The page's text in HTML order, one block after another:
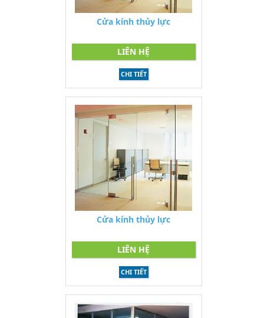
Cửa kính thủy lực
LIÊN HỆ
CHI TIẾT
Cửa kính thủy lực
LIÊN HỆ
CHI TIẾT